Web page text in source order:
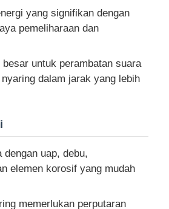
Ledakan
yang signifikan dengan
pemeliharaan dan
untuk perambatan suara
dalam jarak yang lebih
dengan uap, debu,
elemen korosif yang mudah
memerlukan perputaran